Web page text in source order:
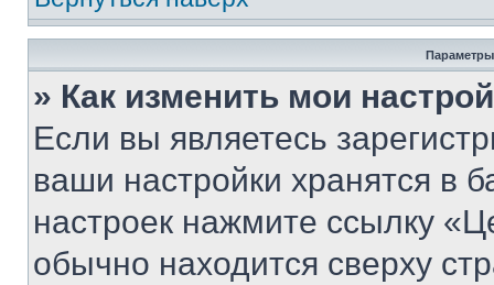
Параметры
» Как изменить мои
Если вы являетесь
ваши настройки хранятся в
настроек нажмите ссылку
обычно находится сверху